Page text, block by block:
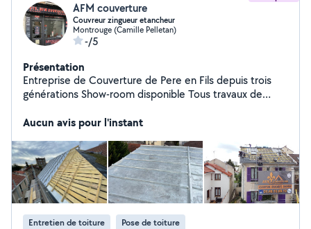
AFM couverture
Couvreur zingueur etancheur
Montrouge (Camille Pelletan)
-/5
Présentation
Entreprise de Couverture de Pere en Fils depuis trois
générations Show-room disponible Tous travaux de
gratuit et détaillé Déplacement rapide Notre entreprise
Syndic, immeuble, particulier, entreprise
Aucun avis pour l'instant
Entretien de toiture Pose de toiture